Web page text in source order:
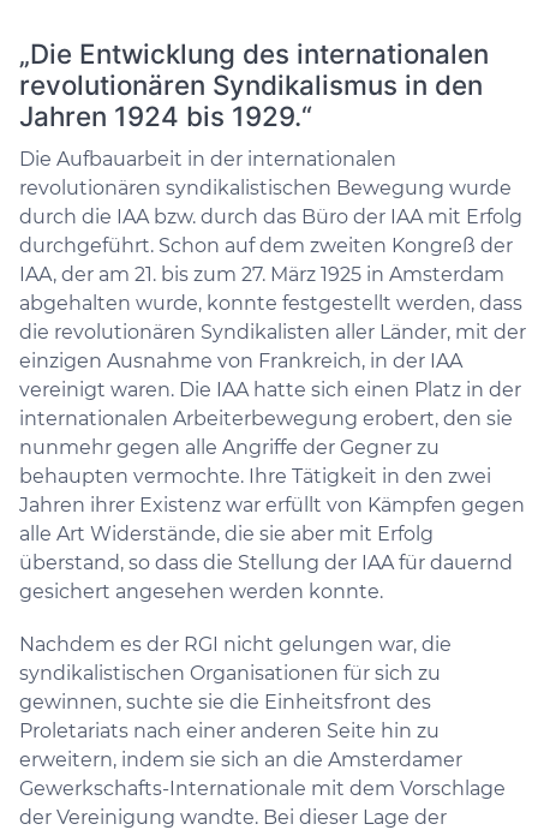
„Die Entwicklung des internationalen
revolutionären Syndikalismus in den
Jahren 1924 bis 1929.“
Die Aufbauarbeit in der internationalen
revolutionären syndikalistischen Bewegung wurde
durch die IAA bzw. durch das Büro der IAA mit Erfolg
durchgeführt. Schon auf dem zweiten Kongreß der
IAA, der am 21. bis zum 27. März 1925 in Amsterdam
abgehalten wurde, konnte festgestellt werden, dass
die revolutionären Syndikalisten aller Länder, mit der
einzigen Ausnahme von Frankreich, in der IAA
vereinigt waren. Die IAA hatte sich einen Platz in der
internationalen Arbeiterbewegung erobert, den sie
nunmehr gegen alle Angriffe der Gegner zu
behaupten vermochte. Ihre Tätigkeit in den zwei
Jahren ihrer Existenz war erfüllt von Kämpfen gegen
alle Art Widerstände, die sie aber mit Erfolg
überstand, so dass die Stellung der IAA für dauernd
gesichert angesehen werden konnte.
Nachdem es der RGI nicht gelungen war, die
syndikalistischen Organisationen für sich zu
gewinnen, suchte sie die Einheitsfront des
Proletariats nach einer anderen Seite hin zu
erweitern, indem sie sich an die Amsterdamer
Gewerkschafts-Internationale mit dem Vorschlage
der Vereinigung wandte. Bei dieser Lage der